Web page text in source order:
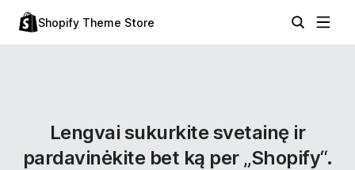
Shopify Theme Store
Lengvai sukurkite svetainę ir
pardavinėkite bet ką per „Shopify“.